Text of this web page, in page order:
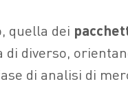
quella dei
di diverso,
di analisi di